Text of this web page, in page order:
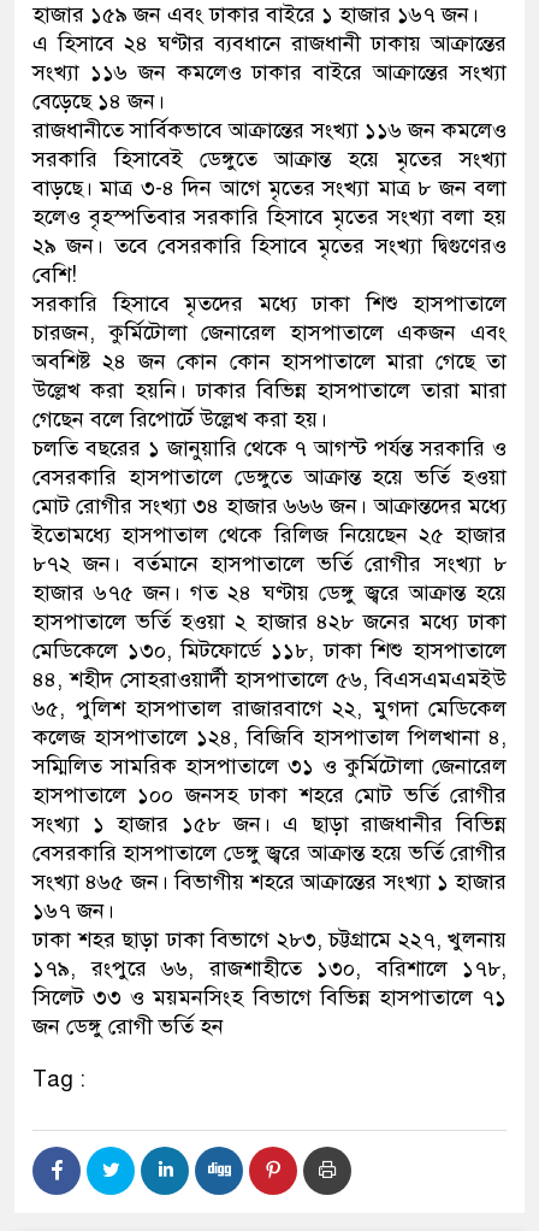
থানা পুলিশ
যেকোনো সময় বেনজীরের
নেতৃত্ব ও গণতন্ত্রের মূর্তমান
হাজার ১৫৯ জন এবং ঢাকার বাইরে ১ হাজার ১৬৭ জন।
এ হিসাবে ২৪ ঘণ্টার ব্যবধানে রাজধানী ঢাকায় আক্রান্তের
সংখ্যা ১১৬ জন কমলেও ঢাকার বাইরে আক্রান্তের সংখ্যা
বেড়েছে ১৪ জন।
রাজধানীতে সার্বিকভাবে আক্রান্তের সংখ্যা ১১৬ জন কমলেও
সরকারি হিসাবেই ডেঙ্গুতে আক্রান্ত হয়ে মৃতের সংখ্যা
বাড়ছে। মাত্র ৩-৪ দিন আগে মৃতের সংখ্যা মাত্র ৮ জন বলা
হলেও বৃহস্পতিবার সরকারি হিসাবে মৃতের সংখ্যা বলা হয়
২৯ জন। তবে বেসরকারি হিসাবে মৃতের সংখ্যা দ্বিগুণেরও
বেশি!
সরকারি হিসাবে মৃতদের মধ্যে ঢাকা শিশু হাসপাতালে
চারজন, কুর্মিটোলা জেনারেল হাসপাতালে একজন এবং
অবশিষ্ট ২৪ জন কোন কোন হাসপাতালে মারা গেছে তা
উল্লেখ করা হয়নি। ঢাকার বিভিন্ন হাসপাতালে তারা মারা
গেছেন বলে রিপোর্টে উল্লেখ করা হয়।
চলতি বছরের ১ জানুয়ারি থেকে ৭ আগস্ট পর্যন্ত সরকারি ও
বেসরকারি হাসপাতালে ডেঙ্গুতে আক্রান্ত হয়ে ভর্তি হওয়া
মোট রোগীর সংখ্যা ৩৪ হাজার ৬৬৬ জন। আক্রান্তদের মধ্যে
ইতোমধ্যে হাসপাতাল থেকে রিলিজ নিয়েছেন ২৫ হাজার
৮৭২ জন। বর্তমানে হাসপাতালে ভর্তি রোগীর সংখ্যা ৮
হাজার ৬৭৫ জন। গত ২৪ ঘণ্টায় ডেঙ্গু জ্বরে আক্রান্ত হয়ে
হাসপাতালে ভর্তি হওয়া ২ হাজার ৪২৮ জনের মধ্যে ঢাকা
মেডিকেলে ১৩০, মিটফোর্ডে ১১৮, ঢাকা শিশু হাসপাতালে
৪৪, শহীদ সোহরাওয়ার্দী হাসপাতালে ৫৬, বিএসএমএমইউ
৬৫, পুলিশ হাসপাতাল রাজারবাগে ২২, মুগদা মেডিকেল
কলেজ হাসপাতালে ১২৪, বিজিবি হাসপাতাল পিলখানা ৪,
সম্মিলিত সামরিক হাসপাতালে ৩১ ও কুর্মিটোলা জেনারেল
হাসপাতালে ১০০ জনসহ ঢাকা শহরে মোট ভর্তি রোগীর
সংখ্যা ১ হাজার ১৫৮ জন। এ ছাড়া রাজধানীর বিভিন্ন
বেসরকারি হাসপাতালে ডেঙ্গু জ্বরে আক্রান্ত হয়ে ভর্তি রোগীর
সংখ্যা ৪৬৫ জন। বিভাগীয় শহরে আক্রান্তের সংখ্যা ১ হাজার
১৬৭ জন।
ঢাকা শহর ছাড়া ঢাকা বিভাগে ২৮৩, চট্টগ্রামে ২২৭, খুলনায়
১৭৯, রংপুরে ৬৬, রাজশাহীতে ১৩০, বরিশালে ১৭৮,
সিলেট ৩৩ ও ময়মনসিংহ বিভাগে বিভিন্ন হাসপাতালে ৭১
জন ডেঙ্গু রোগী ভর্তি হন
Tag :